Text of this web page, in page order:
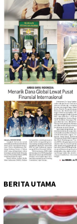
BERITA UTAMA